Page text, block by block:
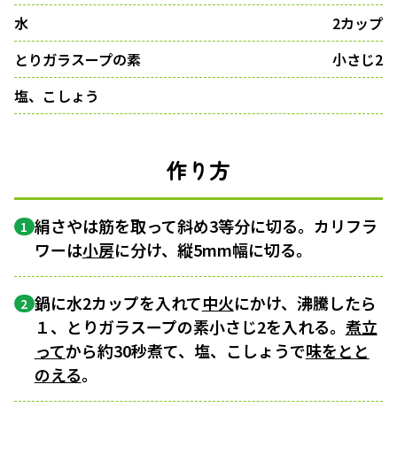
水
2カップ
とりガラスープの素
小さじ2
塩、こしょう
作り方
1 絹さやは筋を取って斜め3等分に切る。カリフラ
ワーは小房に分け、縦5mm幅に切る。
2 鍋に水2カップを入れて中火にかけ、沸騰したら
１、とりガラスープの素小さじ2を入れる。 煮立
ってから約30秒煮て、塩、こしょうで味をとと
のえる。